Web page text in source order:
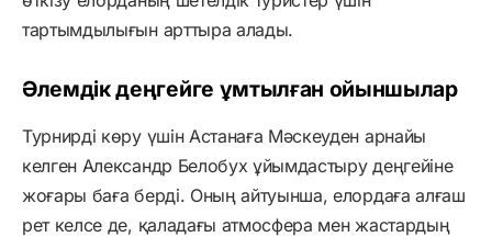
тартымдылығын арттыра алады.
Әлемдік деңгейге ұмтылған ойыншылар
Турнирді көру үшін Астанаға Мәскеуден арнайы
келген Александр Белобух ұйымдастыру деңгейіне
жоғары баға берді. Оның айтуынша, елордаға алғаш
рет келсе де, қаладағы атмосфера мен жастардың